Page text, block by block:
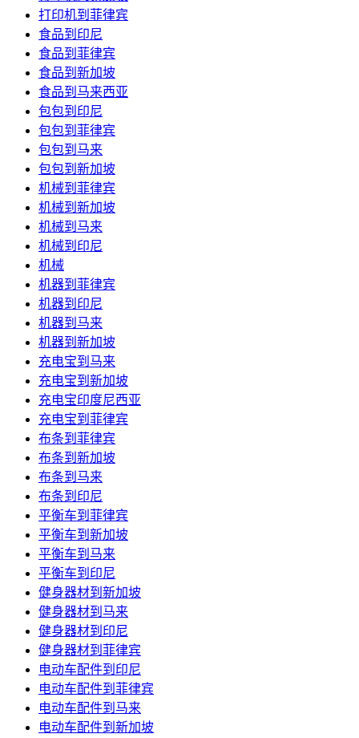
打印机到菲律宾
食品到印尼
食品到菲律宾
食品到新加坡
食品到马来西亚
包包到印尼
包包到菲律宾
包包到马来
包包到新加坡
机械到菲律宾
机械到新加坡
机械到马来
机械到印尼
机械
机器到菲律宾
机器到印尼
机器到马来
机器到新加坡
充电宝到马来
充电宝到新加坡
充电宝印度尼西亚
充电宝到菲律宾
布条到菲律宾
布条到新加坡
布条到马来
布条到印尼
平衡车到菲律宾
平衡车到新加坡
平衡车到马来
平衡车到印尼
健身器材到新加坡
健身器材到马来
健身器材到印尼
健身器材到菲律宾
电动车配件到印尼
电动车配件到菲律宾
电动车配件到马来
电动车配件到新加坡